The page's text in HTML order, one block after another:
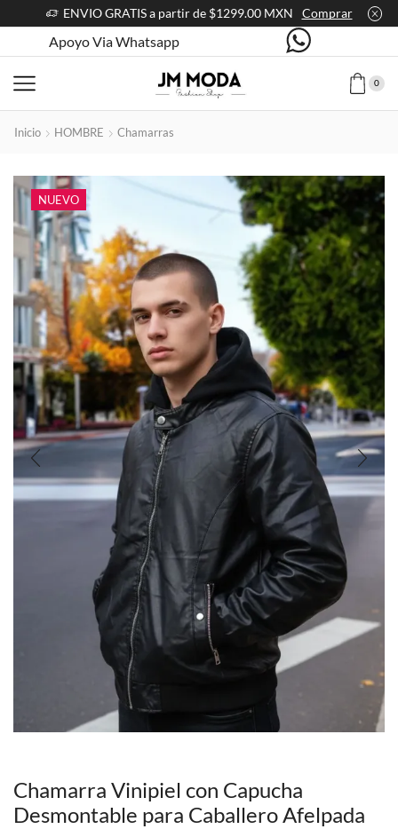
ENVIO GRATIS a partir de $1299.00 MXN Comprar
Apoyo Via Whatsapp
0
Inicio HOMBRE Chamarras
NUEVO
Chamarra Vinipiel con Capucha
Desmontable para Caballero Afelpada